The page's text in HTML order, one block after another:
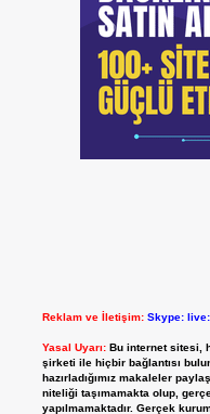
Reklam ve İletişim: Skype:
Yasal Uyarı: Bu internet sitesi,
şirketi ile hiçbir bağlantısı
hazırladığımız makaleler
niteliği taşımamakta olup,
yapılmamaktadır. Gerçek